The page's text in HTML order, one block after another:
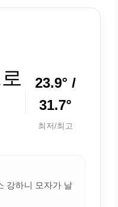
23.9° /
31.7°
최저/최고
강하니 모자가 날